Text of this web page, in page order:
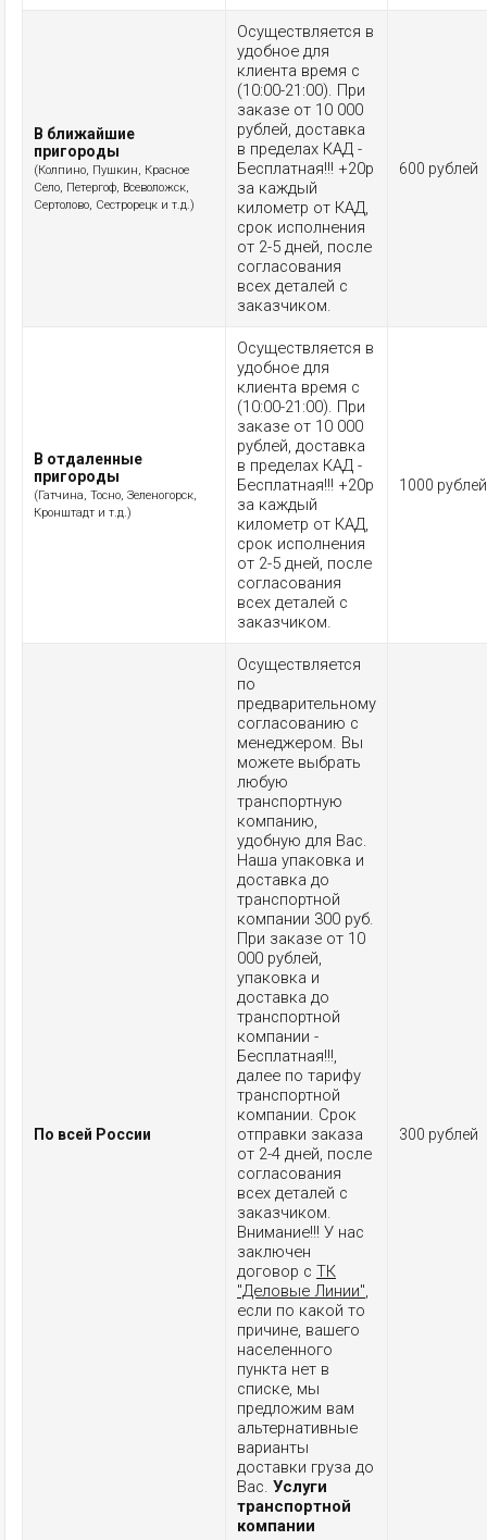
В ближайшие
пригороды
(Колпино, Пушкин, Красное
Село, Петергоф, Всеволожск,
Сертолово, Сестрорецк и т.д.)
Осуществляется в
удобное для
клиента время с
(10:00-21:00). При
заказе от 10 000
рублей, доставка
в пределах КАД -
Бесплатная!!! +20р
за каждый
километр от КАД,
срок исполнения
от 2-5 дней, после
согласования
всех деталей с
заказчиком.
600 рублей
В отдаленные
пригороды
(Гатчина, Тосно, Зеленогорск,
Кронштадт и т.д.)
Осуществляется в
удобное для
клиента время с
(10:00-21:00). При
заказе от 10 000
рублей, доставка
в пределах КАД -
Бесплатная!!! +20р
за каждый
километр от КАД,
срок исполнения
от 2-5 дней, после
согласования
всех деталей с
заказчиком.
1000 рублей
По всей России
Осуществляется
по
предварительному
согласованию с
менеджером. Вы
можете выбрать
любую
транспортную
компанию,
удобную для Вас.
Наша упаковка и
доставка до
транспортной
компании 300 руб.
При заказе от 10
000 рублей,
упаковка и
доставка до
транспортной
компании -
Бесплатная!!!,
далее по тарифу
транспортной
компании. Срок
отправки заказа
от 2-4 дней, после
согласования
всех деталей с
заказчиком.
Внимание!!! У нас
заключен
договор с ТК
"Деловые Линии",
если по какой то
причине, вашего
населенного
пункта нет в
списке, мы
предложим вам
альтернативные
варианты
доставки груза до
Вас. Услуги
транспортной
компании
300 рублей